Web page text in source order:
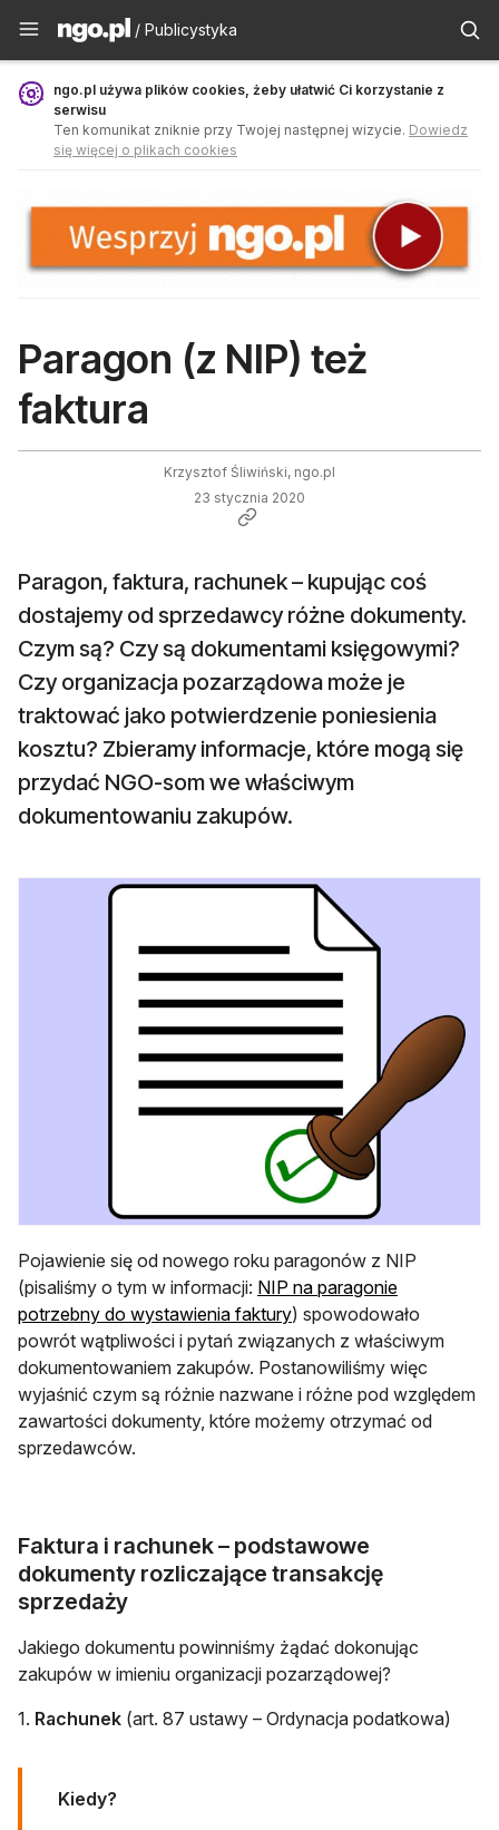
Publicystyka - ngo.pl
/ Publicystyka
ngo.pl używa plików cookies, żeby ułatwić Ci korzystanie z
serwisu
Ten komunikat zniknie przy Twojej następnej wizycie. Dowiedz
się więcej o plikach cookies
Paragon (z NIP) też
faktura
Krzysztof Śliwiński, ngo.pl
23 stycznia 2020
Paragon, faktura, rachunek – kupując coś
dostajemy od sprzedawcy różne dokumenty.
Czym są? Czy są dokumentami księgowymi?
Czy organizacja pozarządowa może je
traktować jako potwierdzenie poniesienia
kosztu? Zbieramy informacje, które mogą się
przydać NGO-som we właściwym
dokumentowaniu zakupów.
Pojawienie się od nowego roku paragonów z NIP
(pisaliśmy o tym w informacji: NIP na paragonie
potrzebny do wystawienia faktury) spowodowało
powrót wątpliwości i pytań związanych z właściwym
dokumentowaniem zakupów. Postanowiliśmy więc
wyjaśnić czym są różnie nazwane i różne pod względem
zawartości dokumenty, które możemy otrzymać od
sprzedawców.
Faktura i rachunek – podstawowe
dokumenty rozliczające transakcję
sprzedaży
Jakiego dokumentu powinniśmy żądać dokonując
zakupów w imieniu organizacji pozarządowej?
1. Rachunek (art. 87 ustawy – Ordynacja podatkowa)
Kiedy?